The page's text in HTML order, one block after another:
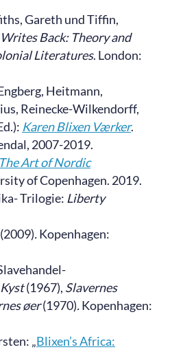
Gareth und Tiffin,
Back: Theory and
Literatures. London:
Heitmann,
Reinecke-Wilkendorff,
Karen Blixen Værker.
2007-2019.
The Art of Nordic
of Copenhagen. 2019.
Trilogie: Liberty
(2009).Kopenhagen:
(1967), Slavernes
øer(1970).Kopenhagen:
„Blixen’s Africa: